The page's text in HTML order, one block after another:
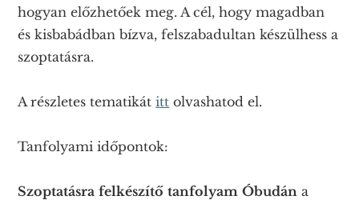
hogyan előzhetőek meg. A cél, hogy magadban
és kisbabádban bízva, felszabadultan készülhess a
szoptatásra.
A részletes tematikátitt olvashatod el.
Tanfolyami időpontok:
Szoptatásra felkészítő tanfolyam Óbudán a